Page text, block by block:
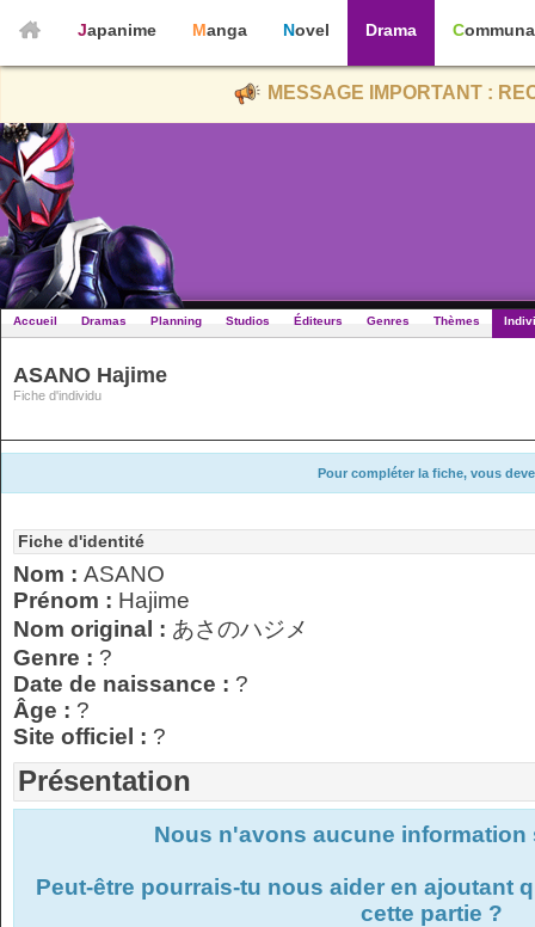
Japanime Manga Novel Drama
MESSAGE IMPORTANT :
Accueil Dramas Planning Studios Éditeurs Genres Thèmes
ASANO Hajime
Fiche d'individu
Pour compléter la fiche, vous
Fiche d'identité
Nom : ASANO
Prénom : Hajime
Nom original : あさのハジメ
Genre : ?
Date de naissance : ?
Âge : ?
Site officiel : ?
Présentation
Nous n'avons aucune
Peut-être pourrais-tu nous aider en ajoutant
cette partie ?